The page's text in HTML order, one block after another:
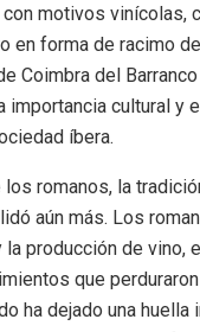
motivos vinícolas,
en forma de racimo
Coimbra del
importancia cultural y
íbera.
los romanos, la
aún más. Los
producción de vino,
que
ha dejado una huella